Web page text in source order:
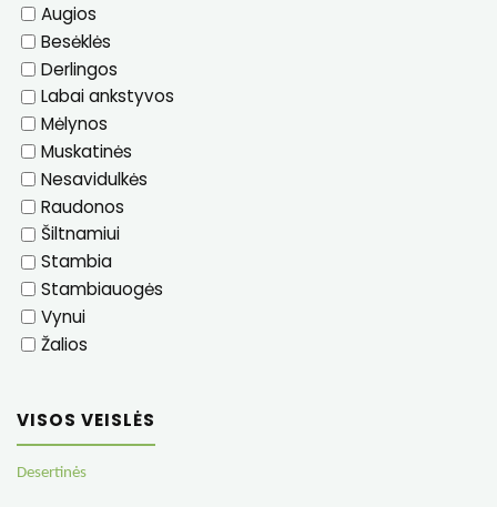
Augios
Besėklės
Derlingos
Labai ankstyvos
Mėlynos
Muskatinės
Nesavidulkės
Raudonos
Šiltnamiui
Stambia
Stambiauogės
Vynui
Žalios
VISOS VEISLĖS
Desertinės